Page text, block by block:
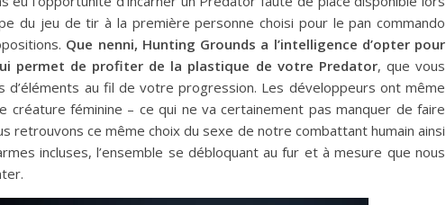
du jeu de tir à la première personne choisi pour le pan commando
Que nenni, Hunting Grounds a l’intelligence d’opter pour
permet de profiter de la plastique de votre Predator, que vous
d’éléments au fil de votre progression. Les développeurs ont même
créature féminine – ce qui ne va certainement pas manquer de faire
retrouvons ce même choix du sexe de notre combattant humain ainsi
incluses, l’ensemble se débloquant au fur et à mesure que nous